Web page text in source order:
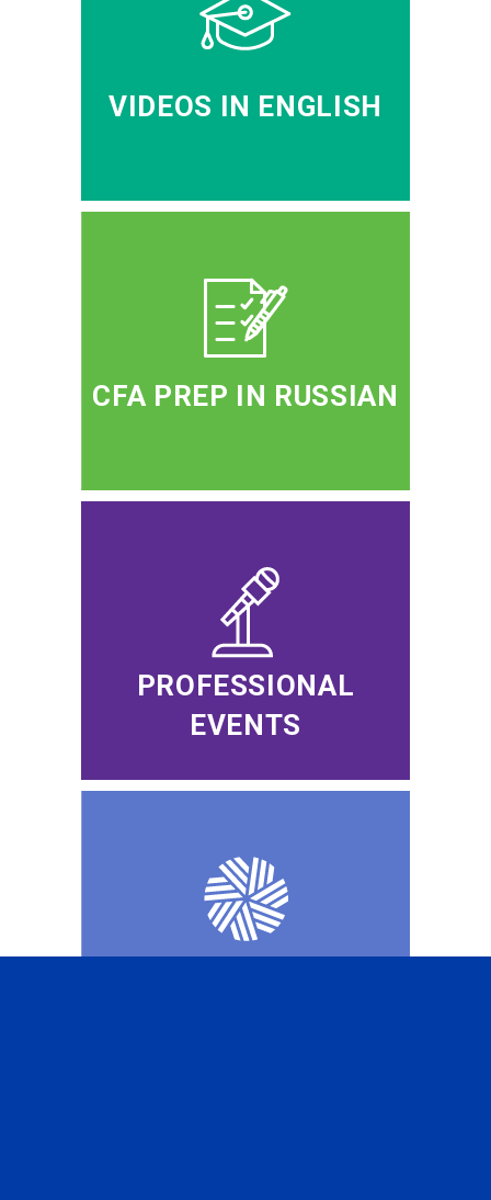
VIDEOS IN ENGLISH
CFA PREP IN RUSSIAN
PROFESSIONAL
EVENTS